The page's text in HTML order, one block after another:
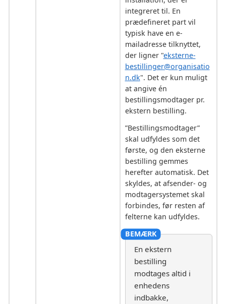
integreret til. En
prædefineret part vil
typisk have en e-
mailadresse tilknyttet,
der ligner "eksterne-
bestillinger@organisatio
n.dk". Det er kun muligt
at angive én
bestillingsmodtager pr.
ekstern bestilling.
”Bestillingsmodtager”
skal udfyldes som det
første, og den eksterne
bestilling gemmes
herefter automatisk. Det
skyldes, at afsender- og
modtagersystemet skal
forbindes, før resten af
felterne kan udfyldes.
En ekstern
bestilling
modtages altid i
enhedens
indbakke,